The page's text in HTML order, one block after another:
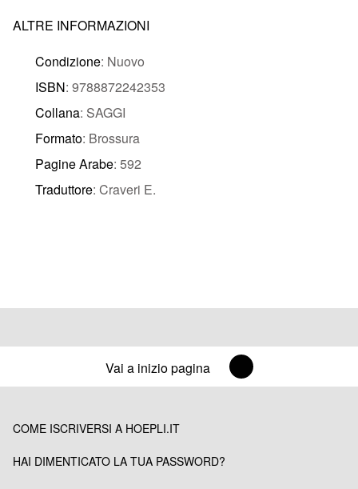
ALTRE INFORMAZIONI
Condizione: Nuovo
ISBN: 9788872242353
Collana: SAGGI
Formato: Brossura
Pagine Arabe: 592
Traduttore: Craveri E.
Vai a inizio pagina
COME ISCRIVERSI A HOEPLI.IT
HAI DIMENTICATO LA TUA PASSWORD?